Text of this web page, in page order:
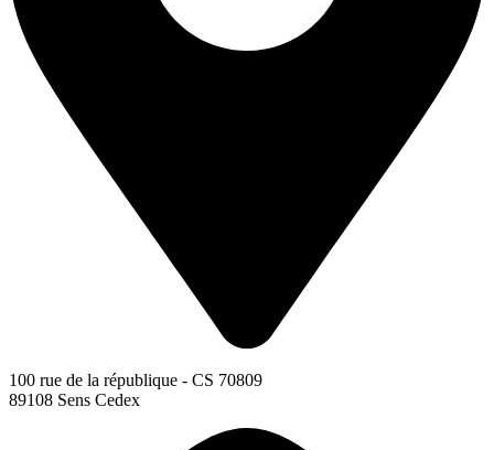
100 rue de la république - CS 70809
89108 Sens Cedex